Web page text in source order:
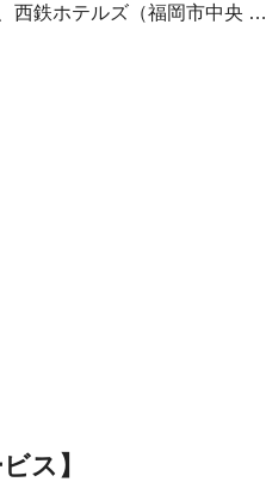
西鉄ホテルズ（福岡市中央 …
ス】